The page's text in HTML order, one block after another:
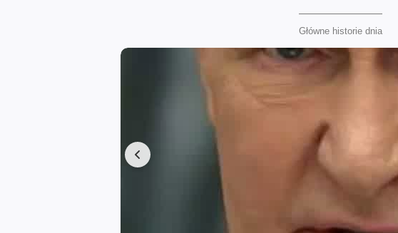
Główne historie dnia